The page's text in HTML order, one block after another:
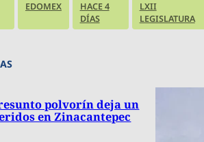
EDOMEX
HACE 4
DÍAS
LXII
LEGISLATURA
polvorín deja un
en Zinacantepec